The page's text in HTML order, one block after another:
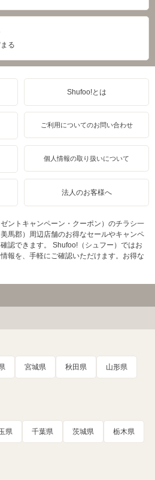
る
Shufoo!とは
ご利用についてのお問い合わせ
個人情報の取り扱いについて
法人のお客様へ
ントキャンペーン・クーポン）のチラシ一
馬郡）周辺店舗のお得なセールやキャンペ
認できます。 Shufoo!（シュフー）ではお
報を、手軽にご確認いただけます。お得な
宮城県 秋田県 山形県
県 千葉県 茨城県 栃木県